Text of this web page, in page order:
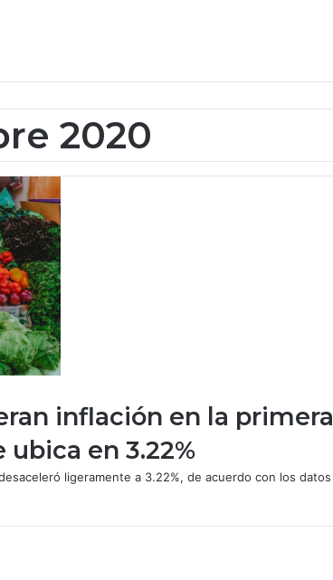
2020
inflación en la primera
en 3.22%
ligeramente a 3.22%, de acuerdo con los datos